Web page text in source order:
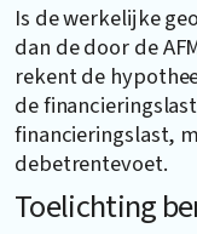
Is de werkelijke
dan de door de
rekent de
de
financieringslast,
debetrentevoet.
Toelichting